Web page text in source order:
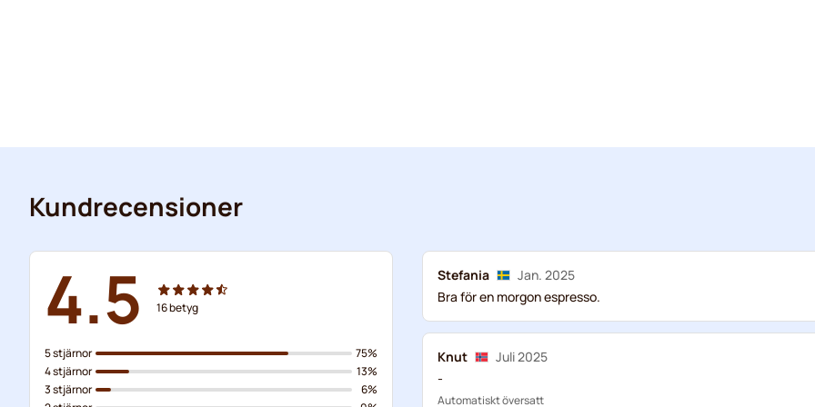
Kundrecensioner
4.5 16betyg
5 stjärnor
4 stjärnor
3 stjärnor
75%
13%
6%
Stefania
Jan. 2025
Bra för en morgon espresso.
Knut
Juli 2025
-
Automatiskt översatt